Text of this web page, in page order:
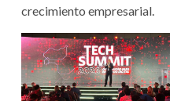
crecimiento empresarial.